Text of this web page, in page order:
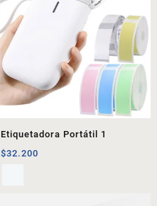
Etiquetadora Portátil 1
$32.200